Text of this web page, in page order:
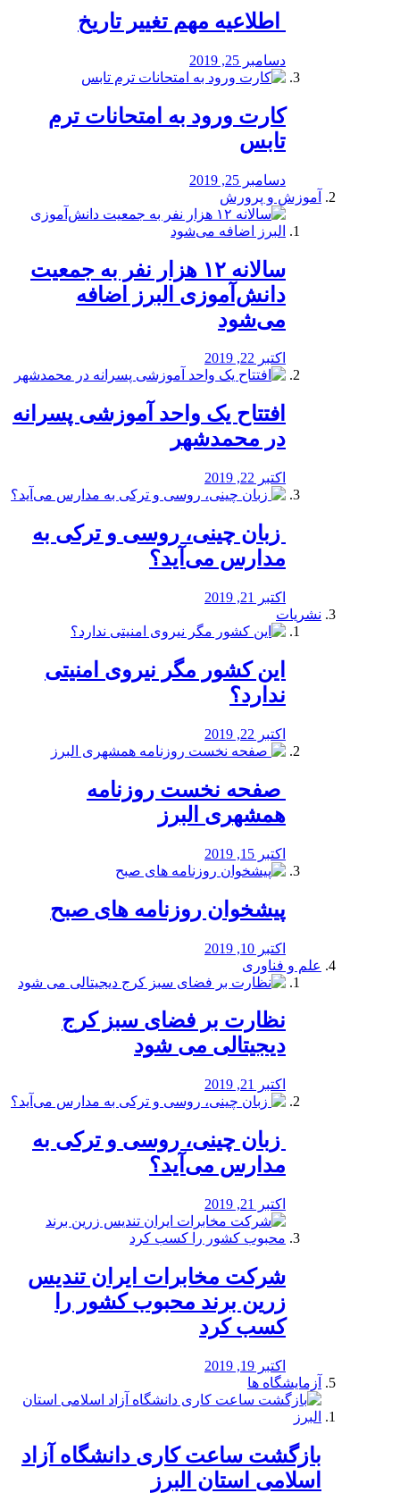
️ اطلاعیه مهم تغییر تاریخ
دسامبر 25, 2019
کارت ورود به امتحانات ترم
تابس
دسامبر 25, 2019
آموزش و پرورش
️سالانه ۱۲ هزار نفر به جمعیت
دانش‌آموزی البرز اضافه
می‌شود
اکتبر 22, 2019
افتتاح یک واحد آموزشی پسرانه
در محمدشهر
اکتبر 22, 2019
️ زبان چینی، روسی و ترکی به
مدارس می‌آید؟
اکتبر 21, 2019
نشریات
این کشور مگر نیروی امنیتی
ندارد؟
اکتبر 22, 2019
️ صفحه نخست روزنامه‌
همشهری البرز
اکتبر 15, 2019
پیشخوان روزنامه های صبح
اکتبر 10, 2019
علم و فناوری
نظارت بر فضای سبز کرج
دیجیتالی می شود
اکتبر 21, 2019
️ زبان چینی، روسی و ترکی به
مدارس می‌آید؟
اکتبر 21, 2019
شرکت مخابرات ایران تندیس
زرین برند محبوب کشور را
کسب کرد
اکتبر 19, 2019
آزمایشگاه ها
بازگشت ساعت کاری دانشگاه آزاد
اسلامی استان البرز